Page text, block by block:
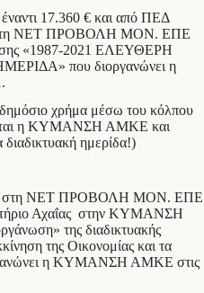
17.360 € και από ΠΕΔ
€ στη ΝΕΤ ΠΡΟΒΟΛΗ ΜΟΝ. ΕΠΕ
«1987-2021 ΕΛΕΥΘΕΡΗ
που διοργανώνει η
δημόσιο χρήμα μέσω του κόλπου
η ΚΥΜΑΝΣΗ ΑΜΚΕ και
διαδικτυακή ημερίδα!)
στη ΝΕΤ ΠΡΟΒΟΛΗ ΜΟΝ. ΕΠΕ
Αχαΐας στην ΚΥΜΑΝΣΗ
της διαδικτυακής
της Οικονομίας και τα
η ΚΥΜΑΝΣΗ ΑΜΚΕ στις